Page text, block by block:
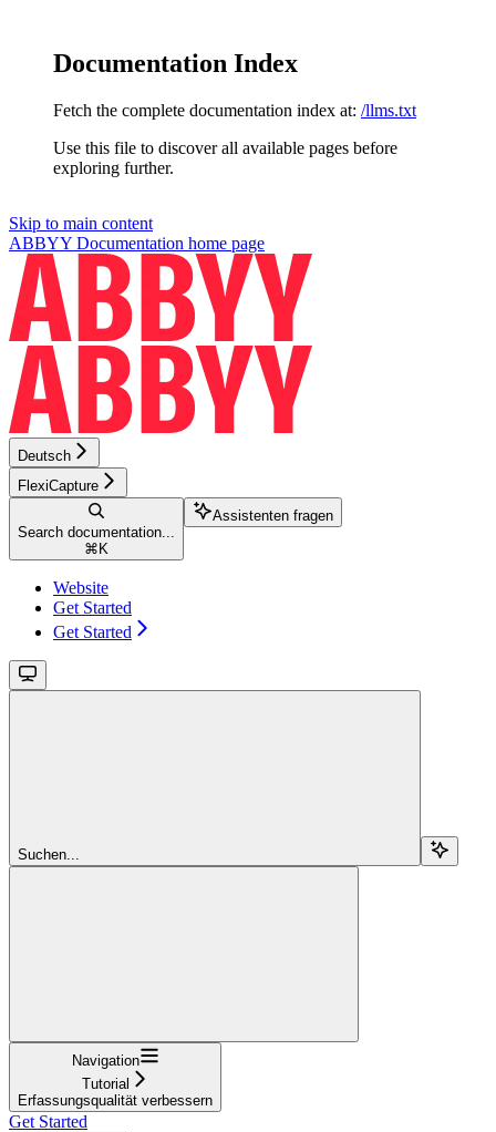
Documentation Index
Fetch the complete documentation index at: /llms.txt
Use this file to discover all available pages before
exploring further.
Skip to main content
ABBYY Documentation home page
Deutsch
FlexiCapture
Search documentation...
⌘ K
Assistenten fragen
Website
Get Started
Get Started
Suchen...
Navigation
Tutorial
Erfassungsqualität verbessern
Get Started